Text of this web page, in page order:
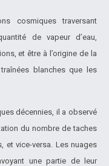
cosmiques traversant
de vapeur d’eau,
et être à l’origine de la
blanches que les
décennies, il a observé
du nombre de taches
et vice-versa. Les nuages
une partie de leur